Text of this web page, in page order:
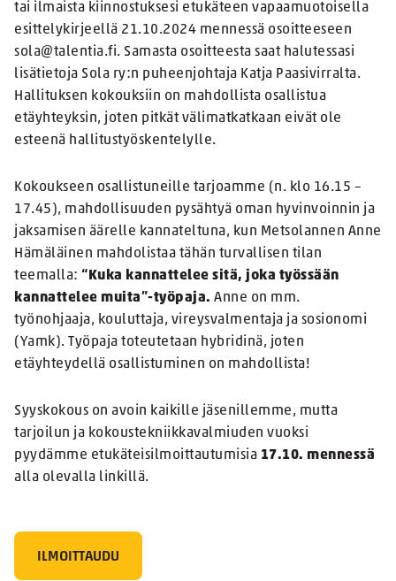
tai ilmaista kiinnostuksesi etukäteen vapaamuotoisella
esittelykirjeellä 21.10.2024 mennessä osoitteeseen
sola@talentia.fi. Samasta osoitteesta saat halutessasi
lisätietoja Sola ry:n puheenjohtaja Katja Paasivirralta.
Hallituksen kokouksiin on mahdollista osallistua
etäyhteyksin, joten pitkät välimatkatkaan eivät ole
esteenä hallitustyöskentelylle.
Kokoukseen osallistuneille tarjoamme (n. klo 16.15 –
17.45), mahdollisuuden pysähtyä oman hyvinvoinnin ja
jaksamisen äärelle kannateltuna, kun Metsolannen Anne
Hämäläinen mahdolistaa tähän turvallisen tilan
teemalla: “Kuka kannattelee sitä, joka työssään
kannattelee muita”-työpaja. Anne on mm.
työnohjaaja, kouluttaja, vireysvalmentaja ja sosionomi
(Yamk). Työpaja toteutetaan hybridinä, joten
etäyhteydellä osallistuminen on mahdollista!
Syyskokous on avoin kaikille jäsenillemme, mutta
tarjoilun ja kokoustekniikkavalmiuden vuoksi
pyydämme etukäteisilmoittautumisia 17.10. mennessä
alla olevalla linkillä.
ILMOITTAUDU